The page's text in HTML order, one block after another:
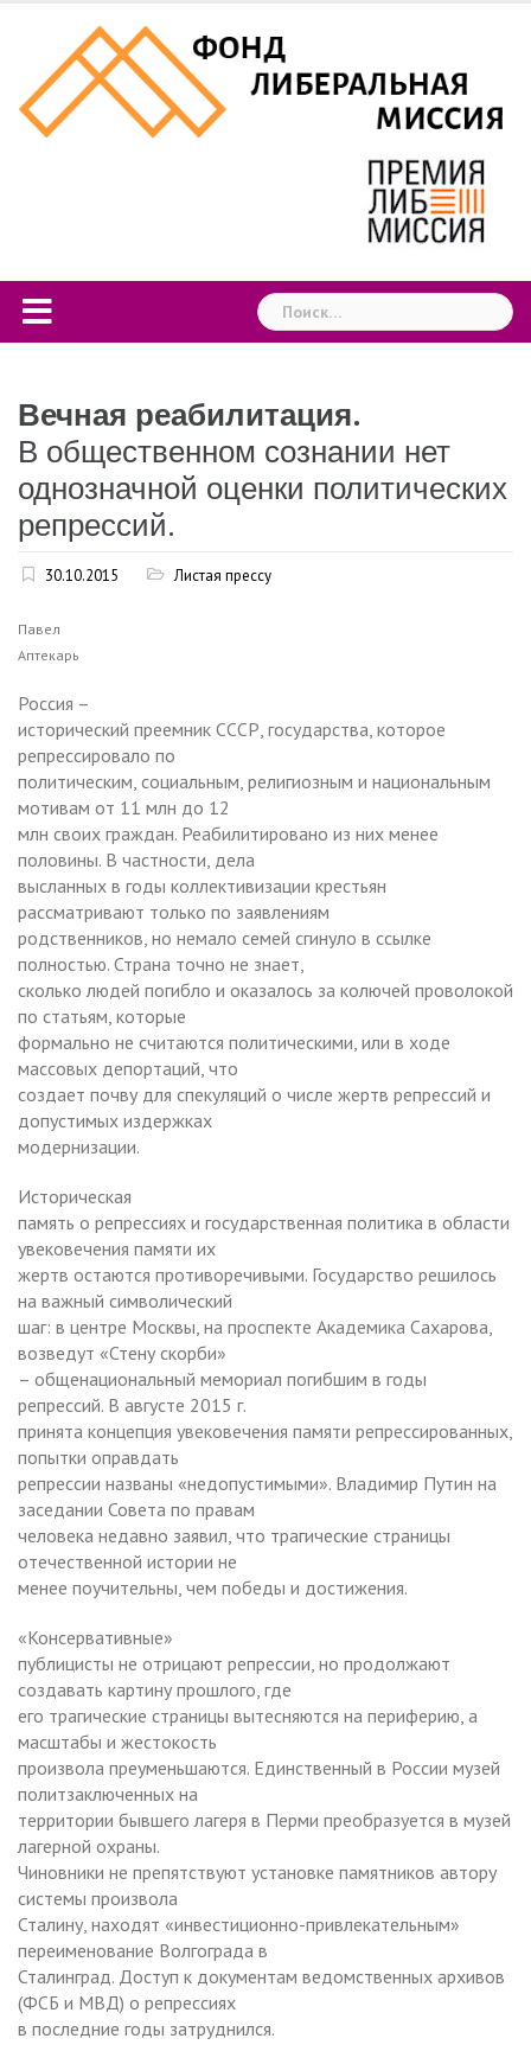
content
Найти:
Вечная реабилитация.
В общественном сознании нет
однозначной оценки политических
репрессий.
30.10.2015 Листая прессу
Павел
Аптекарь
Россия –
исторический преемник СССР, государства, которое
репрессировало по
политическим, социальным, религиозным и национальным
мотивам от 11 млн до 12
млн своих граждан. Реабилитировано из них менее
половины. В частности, дела
высланных в годы коллективизации крестьян
рассматривают только по заявлениям
родственников, но немало семей сгинуло в ссылке
полностью. Страна точно не знает,
сколько людей погибло и оказалось за колючей проволокой
по статьям, которые
формально не считаются политическими, или в ходе
массовых депортаций, что
создает почву для спекуляций о числе жертв репрессий и
допустимых издержках
модернизации.
Историческая
память о репрессиях и государственная политика в области
увековечения памяти их
жертв остаются противоречивыми. Государство решилось
на важный символический
шаг: в центре Москвы, на проспекте Академика Сахарова,
возведут «Стену скорби»
– общенациональный мемориал погибшим в годы
репрессий. В августе 2015 г.
принята концепция увековечения памяти репрессированных,
попытки оправдать
репрессии названы «недопустимыми». Владимир Путин на
заседании Совета по правам
человека недавно заявил, что трагические страницы
отечественной истории не
менее поучительны, чем победы и достижения.
«Консервативные»
публицисты не отрицают репрессии, но продолжают
создавать картину прошлого, где
его трагические страницы вытесняются на периферию, а
масштабы и жестокость
произвола преуменьшаются. Единственный в России музей
политзаключенных на
территории бывшего лагеря в Перми преобразуется в музей
лагерной охраны.
Чиновники не препятствуют установке памятников автору
системы произвола
Сталину, находят «инвестиционно-привлекательным»
переименование Волгограда в
Сталинград. Доступ к документам ведомственных архивов
(ФСБ и МВД) о репрессиях
в последние годы затруднился.